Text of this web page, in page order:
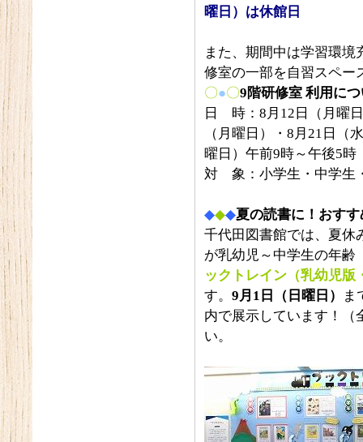
曜日）は休館日
また、期間中は学習環
修室の一部を自習スペー
〇●〇9階研修室 利用に
日 時：8月12日（月曜
（月曜日）・8月21日（
曜日）午前9時～午後5時
対 象：小学生・中学生
◆◆◆夏の読書に！おす
千代田図書館では、夏休
が乳幼児～中学生の年齢
ックトレイン（乳幼児版
す。 9月1日（日曜日）
ま
内で展示しています！（
い。